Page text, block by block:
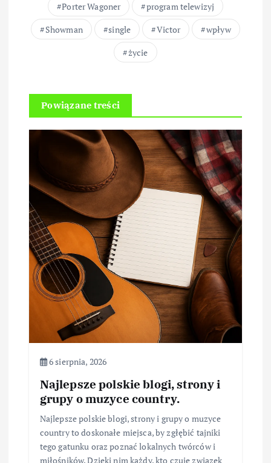
Porter Wagoner
program telewizyj
Showman
single Victor
wpływ
życie
Powiązane treści
6 sierpnia, 2026
Najlepsze polskie blogi, strony i
grupy o muzyce country.
Najlepsze polskie blogi, strony i grupy o muzyce
country to doskonałe miejsca, by zgłębić tajniki
tego gatunku oraz poznać lokalnych twórców i
miłośników. Dzięki nim każdy, kto czuje związek